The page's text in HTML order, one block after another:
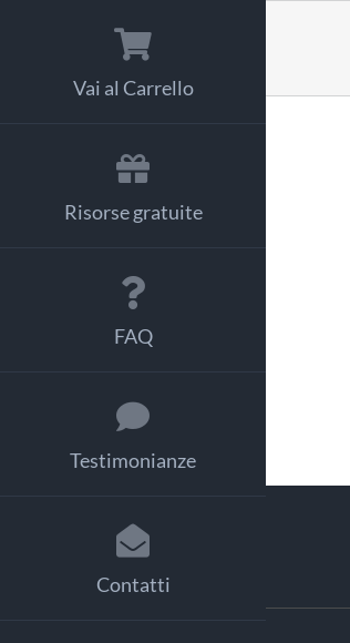
Vai al Carrello
Risorse gratuite
FAQ
Testimonianze
Contatti